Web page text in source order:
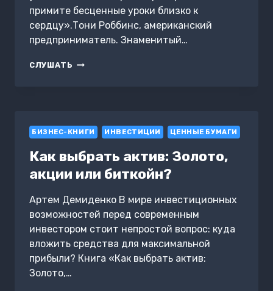
примите бесценные уроки близко к
сердцу».Тони Роббинс, американский
предприниматель. Знаменитый…
СЛУШАТЬ СЕКРЕТЫ
НА
И
ЖИЗНИ
БИЗНЕС-КНИГИ ИНВЕСТИЦИИ ЦЕННЫЕ БУМАГИ
Как выбрать актив: Золото,
акции или биткойн?
Артем Демиденко В мире инвестиционных
возможностей перед современным
инвестором стоит непростой вопрос: куда
вложить средства для максимальной
прибыли? Книга «Как выбрать актив:
Золото,…